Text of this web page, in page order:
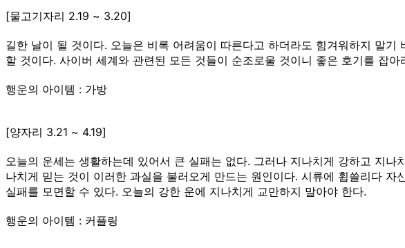
[물고기자리 2.19 ~ 3.20]
길한 날이 될 것이다. 오늘은 비록 어려움이 따른다고 하더라도 힘겨워하지 말
할 것이다. 사이버 세계와 관련된 모든 것들이 순조로울 것이니 좋은 호기를 잡
행운의 아이템 : 가방
[양자리 3.21 ~ 4.19]
오늘의 운세는 생활하는데 있어서 큰 실패는 없다. 그러나 지나치게 강하고 지
나치게 믿는 것이 이러한 과실을 불러오게 만드는 원인이다. 시류에 휩쓸리다
실패를 모면할 수 있다. 오늘의 강한 운에 지나치게 교만하지 말아야 한다.
행운의 아이템 : 커플링